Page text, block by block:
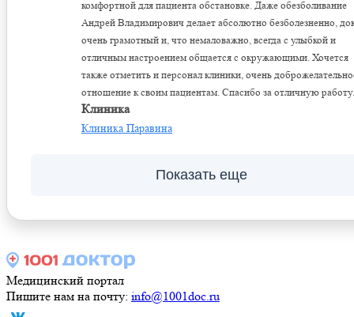
комфортной для пациента обстановке. Даже обезболивание
Андрей Владимирович делает абсолютно безболезненно,
очень грамотный и, что немаловажно, всегда с улыбкой и
отличным настроением общается с окружающими. Хочется
также отметить и персонал клиники, очень
отношение к своим пациентам. Спасибо за отличную работу.
Клиника
Клиника Паравина
Показать еще
Медицинский портал
Пишите нам на почту: info@1001doc.ru